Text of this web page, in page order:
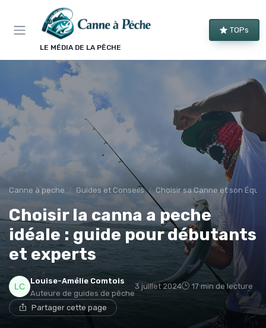
LE MÉDIA DE LA PÊCHE
TOPs
Canne à peche Guides et Conseils Choisir sa Canne et son
Choisir la canna a peche
idéale : guide pour débutants
et experts
Louise-Amélie Comtois
Auteure de guides de pêche
3 juillet 2024 17 min de lecture
Partager cette page
Panneau de gestion des cookies